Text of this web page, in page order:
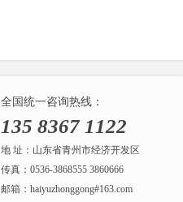
全国统一咨询热线：
135 8367 1122
地 址：山东省青州市经济开发区
传真：0536-3868555 3860666
邮箱：haiyuzhonggong#163.com